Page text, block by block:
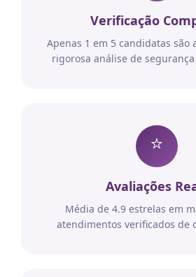
Verificação
Apenas 1 em 5 candidatas são
rigorosa análise de
⭐
Avaliações
Média de 4.9 estrelas em
atendimentos verificados de